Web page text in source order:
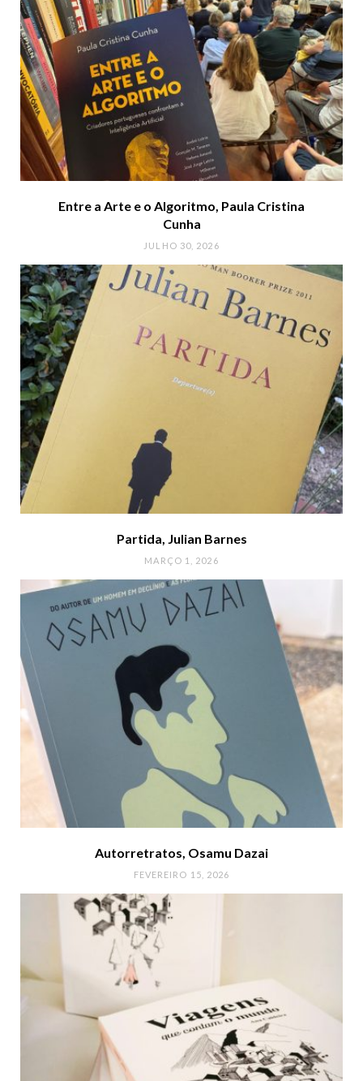
Entre a Arte e o Algoritmo, Paula Cristina
Cunha
JULHO 30, 2026
Partida, Julian Barnes
MARÇO 1, 2026
Autorretratos, Osamu Dazai
FEVEREIRO 15, 2026